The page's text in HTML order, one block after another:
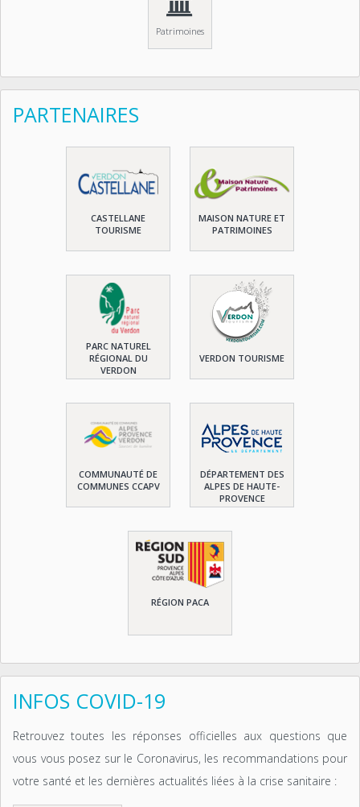
Patrimoines
PARTENAIRES
CASTELLANE
TOURISME
MAISON NATURE ET
PATRIMOINES
PARC NATUREL
RÉGIONAL DU
VERDON
VERDON TOURISME
COMMUNAUTÉ DE
COMMUNES CCAPV
DÉPARTEMENT DES
ALPES DE HAUTE-
PROVENCE
RÉGION PACA
INFOS COVID-19
Retrouvez toutes les réponses officielles aux questions que
vous vous posez sur le Coronavirus, les recommandations pour
votre santé et les dernières actualités liées à la crise sanitaire :